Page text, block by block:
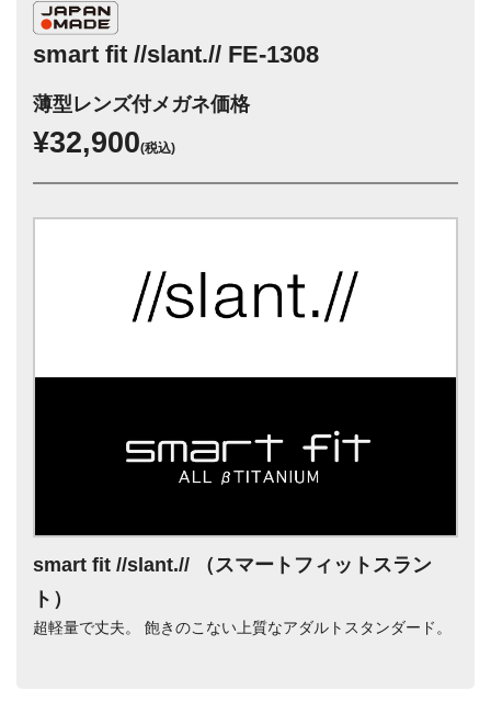
smart fit //slant.// FE-1308
薄型レンズ付メガネ価格
¥32,900(税込)
smart fit //slant.// （スマートフィットスラン
ト）
超軽量で丈夫。 飽きのこない上質なアダルトスタンダード。